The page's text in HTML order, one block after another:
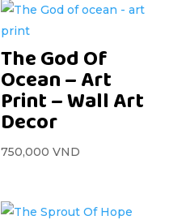
The God Of
Ocean – Art
Print – Wall Art
Decor
750,000 VND